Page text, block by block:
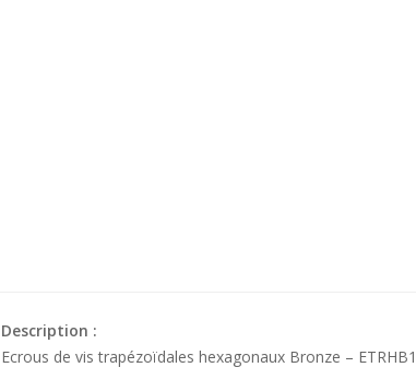
Description :
Ecrous de vis trapézoïdales hexagonaux Bronze –